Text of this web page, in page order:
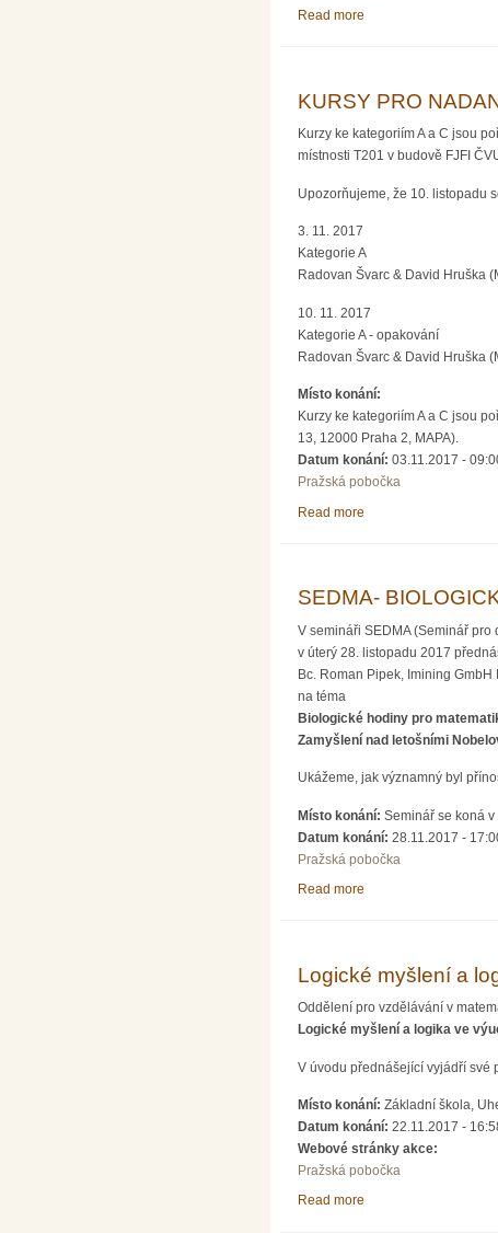
Read more
KURSY PRO
Kurzy ke kategoriím A a C jsou
místnosti T201 v budově FJFI
Upozorňujeme, že 10. listopadu
3. 11. 2017
Kategorie A
Radovan Švarc & David Hruška
10. 11. 2017
Kategorie A - opakování
Radovan Švarc & David Hruška
Místo konání:
Kurzy ke kategoriím A a C jsou
13, 12000 Praha 2, MAPA).
Datum konání: 03.11.2017 -
Pražská pobočka
Read more
SEDMA-
V semináři SEDMA (Seminář
v úterý 28. listopadu 2017
Bc. Roman Pipek, Imining GmbH
na téma
Biologické hodiny pro
Zamyšlení nad letošními
Ukážeme, jak významný byl
Místo konání: Seminář se koná v
Datum konání: 28.11.2017 -
Pražská pobočka
Read more
Logické myšlení a
Oddělení pro vzdělávání v
Logické myšlení a logika ve
V úvodu přednášející vyjádří své
Místo konání: Základní škola,
Datum konání: 22.11.2017 -
Webové stránky akce:
Pražská pobočka
Read more